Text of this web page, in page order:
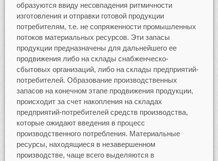
образуются ввиду несовпадения ритмичности
изготовления и отправки готовой продукции
потребителям, т.е. не сопряженности промышленных
потоков материальных ресурсов. Эти запасы
продукции предназначены для дальнейшего ее
продвижения либо на склады снабженческо-
сбытовых организаций, либо на склады предприятий-
потребителей. Образование производственных
запасов на конечном этапе продвижения продукции,
происходит за счет накопления на складах
предприятий-потребителей средств производства,
которые ожидают введения в процесс
производственного потребления. Материальные
ресурсы, находящиеся в незавершенном
производстве, чаще всего выделяются в